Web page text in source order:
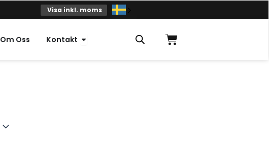
Visa inkl. moms
Om Oss Kontakt Öppna Kontakt Varukorg